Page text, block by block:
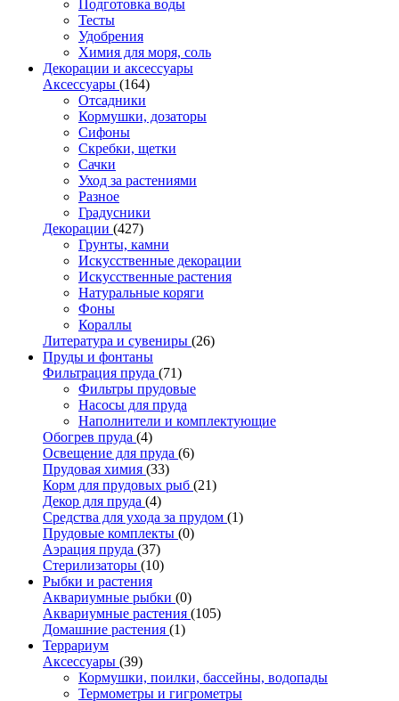
Подготовка воды
Тесты
Удобрения
Химия для моря, соль
Декорации и аксессуары
Аксессуары (164)
Отсадники
Кормушки, дозаторы
Сифоны
Скребки, щетки
Сачки
Уход за растениями
Разное
Градусники
Декорации (427)
Грунты, камни
Искусственные декорации
Искусственные растения
Натуральные коряги
Фоны
Кораллы
Литература и сувениры (26)
Пруды и фонтаны
Фильтрация пруда (71)
Фильтры прудовые
Насосы для пруда
Наполнители и комплектующие
Обогрев пруда (4)
Освещение для пруда (6)
Прудовая химия (33)
Корм для прудовых рыб (21)
Декор для пруда (4)
Средства для ухода за прудом (1)
Прудовые комплекты (0)
Аэрация пруда (37)
Стерилизаторы (10)
Рыбки и растения
Аквариумные рыбки (0)
Аквариумные растения (105)
Домашние растения (1)
Террариум
Аксессуары (39)
Кормушки, поилки, бассейны, водопады
Термометры и гигрометры